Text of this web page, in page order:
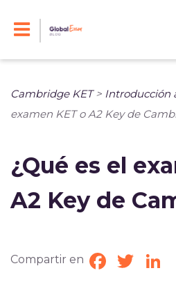
Cambridge KET> Introducción
examen KET o A2 Key de
¿Qué es el
A2 Key de
Compartir en Facebook
Twitter